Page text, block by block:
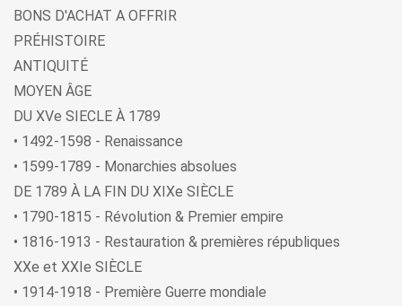
BONS D'ACHAT A OFFRIR
PRÉHISTOIRE
ANTIQUITÉ
MOYEN ÂGE
DU XVe SIECLE À 1789
• 1492-1598 - Renaissance
• 1599-1789 - Monarchies absolues
DE 1789 À LA FIN DU XIXe SIÈCLE
• 1790-1815 - Révolution & Premier empire
• 1816-1913 - Restauration & premières républiques
XXe et XXIe SIÈCLE
• 1914-1918 - Première Guerre mondiale